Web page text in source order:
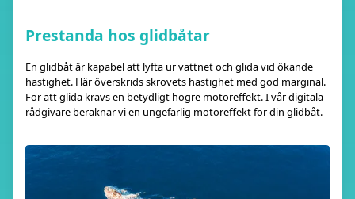
Prestanda hos glidbåtar
En glidbåt är kapabel att lyfta ur vattnet och glida vid ökande
hastighet. Här överskrids skrovets hastighet med god marginal.
För att glida krävs en betydligt högre motoreffekt. I vår digitala
rådgivare beräknar vi en ungefärlig motoreffekt för din glidbåt.